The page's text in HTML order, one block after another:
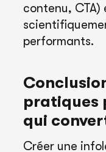
contenu,
performants.
pratiques
qui
Créer une